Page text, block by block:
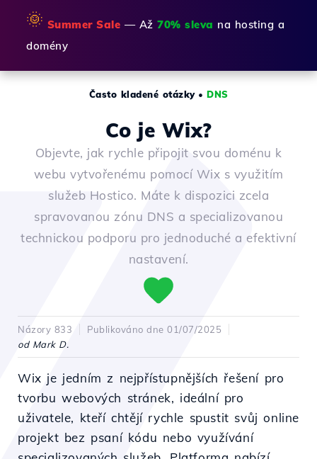
🌞 Summer Sale — Až 70% sleva na hosting a
domény
Často kladené otázky• DNS
Co je Wix?
Objevte, jak rychle připojit svou doménu k
webu vytvořenému pomocí Wix s využitím
služeb Hostico. Máte k dispozici zcela
spravovanou zónu DNS a specializovanou
technickou podporu pro jednoduché a efektivní
nastavení.
Názory 833
Publikováno dne 01/07/2025
od Mark D.
Wix je jedním z nejpřístupnějších řešení pro
tvorbu webových stránek, ideální pro
uživatele, kteří chtějí rychle spustit svůj online
projekt bez psaní kódu nebo využívání